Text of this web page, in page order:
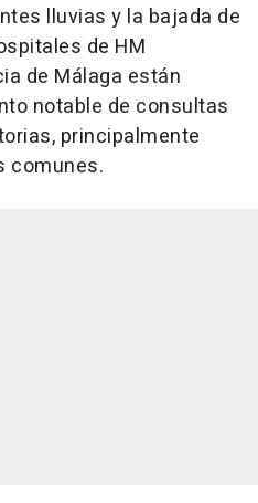
lluvias y la bajada de
de HM
de Málaga están
notable de consultas
principalmente
comunes.